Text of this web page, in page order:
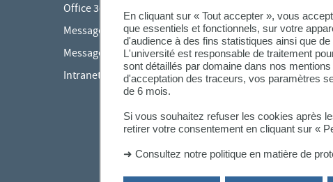
En cliquant sur « Tout accepter », vous
que essentiels et fonctionnels, sur votre
d'audience à des fins statistiques ainsi que
L'université est responsable de traitement
sont détaillés par domaine dans nos
d'acceptation des traceurs, vos paramètres
de 6 mois.
Si vous souhaitez refuser les cookies après
retirer votre consentement en cliquant sur «
➜ Consultez notre politique en matière de
Office 365
Messagerie des personnels
Messagerie étudiante
Intranet des personnels